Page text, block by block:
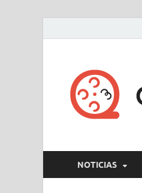
NOTICIAS